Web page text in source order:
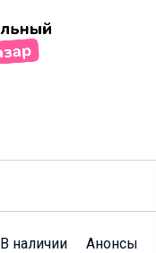
В наличии Анонсы